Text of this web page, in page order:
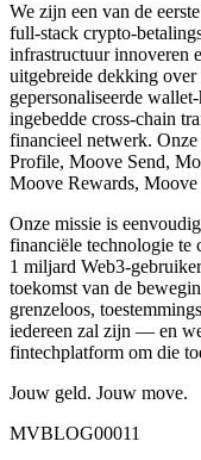
We zijn een van de
full-stack crypto-
infrastructuur innoveren
uitgebreide dekking
gepersonaliseerde
ingebedde cross-chain
financieel netwerk.
Profile, Moove Send,
Moove Rewards, Moove
Onze missie is
financiële technologie te
1 miljard Web3-
toekomst van de
grenzeloos,
iedereen zal zijn — en
fintechplatform om die
Jouw geld. Jouw move.
MVBLOG00011